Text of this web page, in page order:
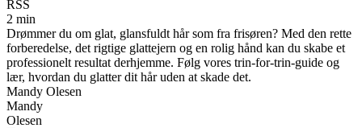
RSS
2 min
Drømmer du om glat, glansfuldt hår som fra frisøren? Med den rette
forberedelse, det rigtige glattejern og en rolig hånd kan du skabe et
professionelt resultat derhjemme. Følg vores trin-for-trin-guide og
lær, hvordan du glatter dit hår uden at skade det.
Mandy Olesen
Mandy
Olesen